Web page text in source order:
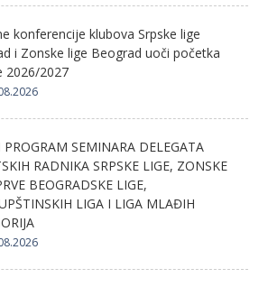
konferencije klubova Srpske lige
i Zonske lige Beograd uoči početka
2026/2027
PROGRAM SEMINARA DELEGATA
RADNIKA SRPSKE LIGE, ZONSKE
BEOGRADSKE LIGE,
LIGA I LIGA MLAĐIH